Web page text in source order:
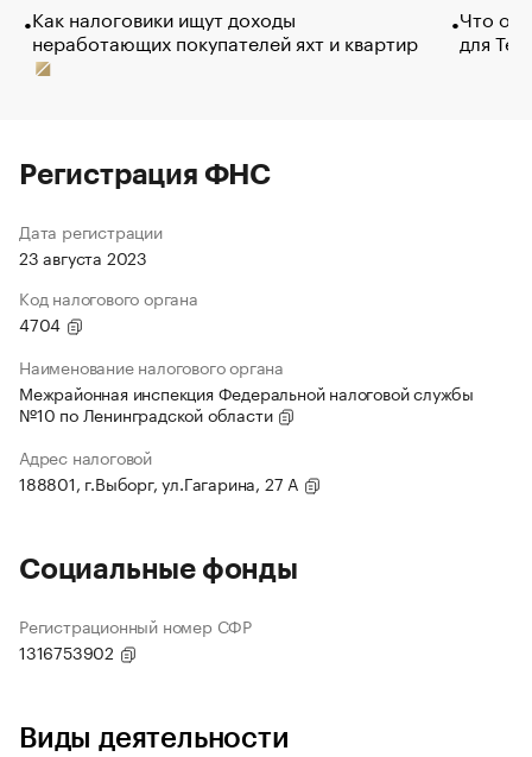
Как налоговики ищут доходы
неработающих покупателей яхт и квартир
Что
для
Регистрация ФНС
Дата регистрации
23 августа 2023
Код налогового органа
4704
Наименование налогового органа
Межрайонная инспекция Федеральной налоговой службы
№10 по Ленинградской области
Адрес налоговой
188801, г.Выборг, ул.Гагарина, 27 А
Социальные фонды
Регистрационный номер СФР
1316753902
Виды деятельности